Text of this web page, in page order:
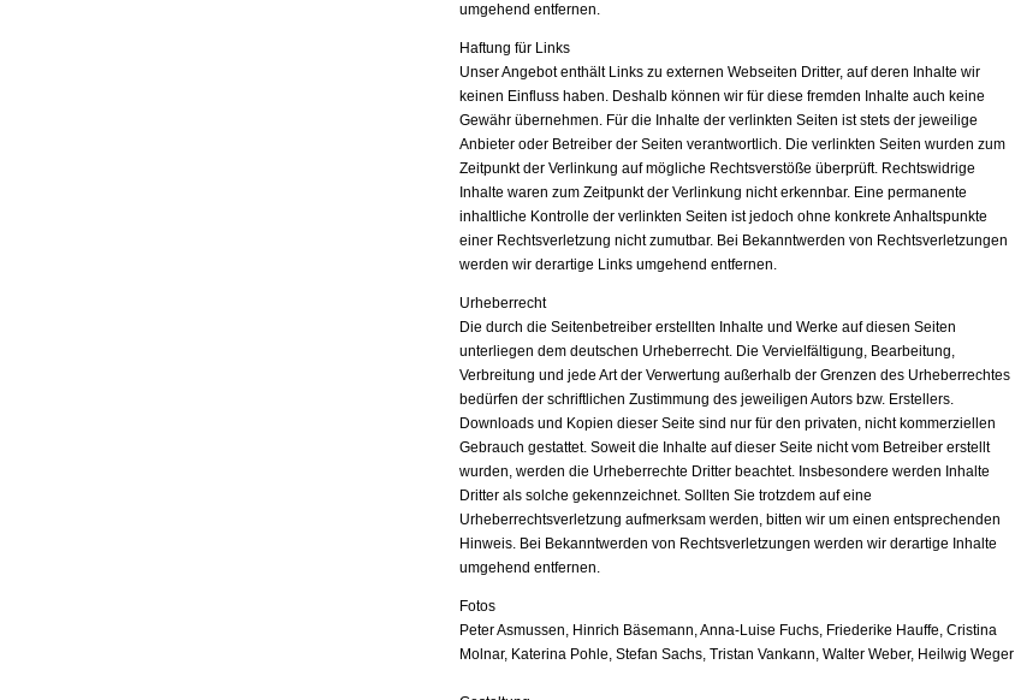
umgehend entfernen.
Haftung für Links
Unser Angebot enthält Links zu externen Webseiten Dritter, auf deren Inhalte wir
keinen Einfluss haben. Deshalb können wir für diese fremden Inhalte auch keine
Gewähr übernehmen. Für die Inhalte der verlinkten Seiten ist stets der jeweilige
Anbieter oder Betreiber der Seiten verantwortlich. Die verlinkten Seiten wurden zum
Zeitpunkt der Verlinkung auf mögliche Rechtsverstöße überprüft. Rechtswidrige
Inhalte waren zum Zeitpunkt der Verlinkung nicht erkennbar. Eine permanente
inhaltliche Kontrolle der verlinkten Seiten ist jedoch ohne konkrete Anhaltspunkte
einer Rechtsverletzung nicht zumutbar. Bei Bekanntwerden von Rechtsverletzungen
werden wir derartige Links umgehend entfernen.
Urheberrecht
Die durch die Seitenbetreiber erstellten Inhalte und Werke auf diesen Seiten
unterliegen dem deutschen Urheberrecht. Die Vervielfältigung, Bearbeitung,
Verbreitung und jede Art der Verwertung außerhalb der Grenzen des Urheberrechtes
bedürfen der schriftlichen Zustimmung des jeweiligen Autors bzw. Erstellers.
Downloads und Kopien dieser Seite sind nur für den privaten, nicht kommerziellen
Gebrauch gestattet. Soweit die Inhalte auf dieser Seite nicht vom Betreiber erstellt
wurden, werden die Urheberrechte Dritter beachtet. Insbesondere werden Inhalte
Dritter als solche gekennzeichnet. Sollten Sie trotzdem auf eine
Urheberrechtsverletzung aufmerksam werden, bitten wir um einen entsprechenden
Hinweis. Bei Bekanntwerden von Rechtsverletzungen werden wir derartige Inhalte
umgehend entfernen.
Fotos
Peter Asmussen, Hinrich Bäsemann, Anna-Luise Fuchs, Friederike Hauffe, Cristina
Molnar, Katerina Pohle, Stefan Sachs, Tristan Vankann, Walter Weber, Heilwig Weger